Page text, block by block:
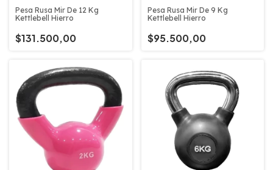
Pesa Rusa Mir De 12 Kg
Kettlebell Hierro
$131.500,00
Pesa Rusa Mir De 9 Kg
Kettlebell Hierro
$95.500,00